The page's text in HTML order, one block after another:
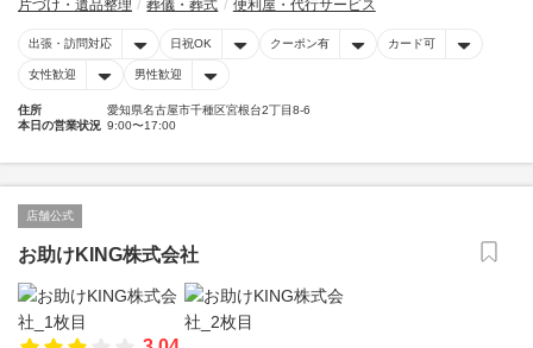
片づけ・遺品整理 葬儀・葬式 便利屋・代行サービス
出張・訪問対応 日祝OK クーポン有 カード可
女性歓迎 男性歓迎
住所
愛知県名古屋市千種区宮根台2丁目8-6
本日の営業状況 9:00〜17:00
店舗公式
お助けKING株式会社